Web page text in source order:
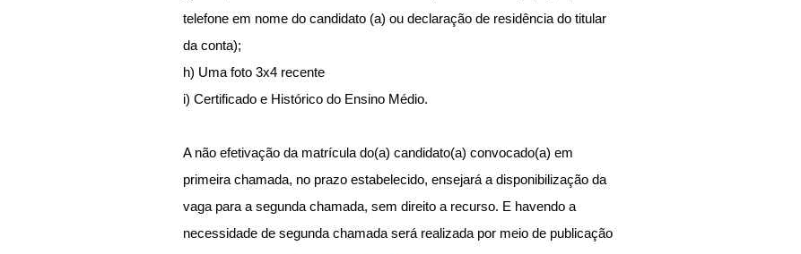
telefone em nome do candidato (a) ou declaração de residência do titular
da conta);
h) Uma foto 3x4 recente
i) Certificado e Histórico do Ensino Médio.
A não efetivação da matrícula do(a) candidato(a) convocado(a) em
primeira chamada, no prazo estabelecido, ensejará a disponibilização da
vaga para a segunda chamada, sem direito a recurso. E havendo a
necessidade de segunda chamada será realizada por meio de publicação